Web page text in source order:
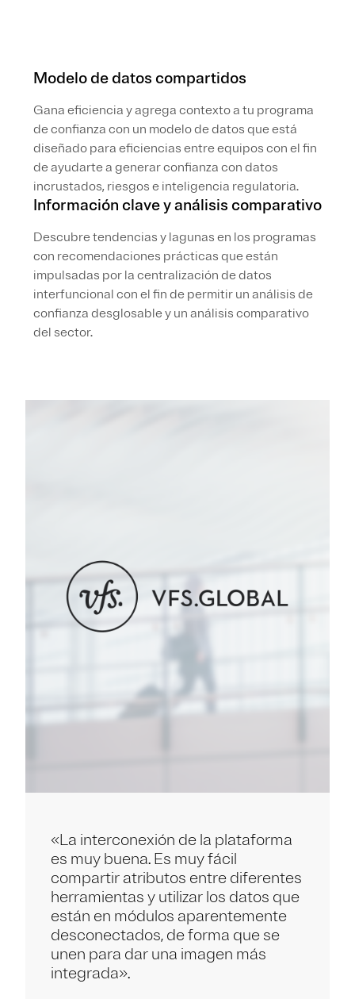
Modelo de datos compartidos
Gana eficiencia y agrega contexto a tu programa
de confianza con un modelo de datos que está
diseñado para eficiencias entre equipos con el fin
de ayudarte a generar confianza con datos
incrustados, riesgos e inteligencia regulatoria.
Información clave y análisis comparativo
Descubre tendencias y lagunas en los programas
con recomendaciones prácticas que están
impulsadas por la centralización de datos
interfuncional con el fin de permitir un análisis de
confianza desglosable y un análisis comparativo
del sector.
«La interconexión de la plataforma
es muy buena. Es muy fácil
compartir atributos entre diferentes
herramientas y utilizar los datos que
están en módulos aparentemente
desconectados, de forma que se
unen para dar una imagen más
integrada».